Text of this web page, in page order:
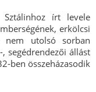
írt levele
erkölcsi
nem utolsó sorban
segédrendezői állást
ben összeházasodik